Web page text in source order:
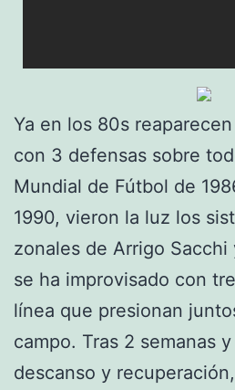
Ya en los 80s
con 3 defensas sobre
Mundial de Fútbol de
1990, vieron la luz los
zonales de Arrigo Sacchi
se ha improvisado con
línea que presionan
campo. Tras 2 semanas
descanso y